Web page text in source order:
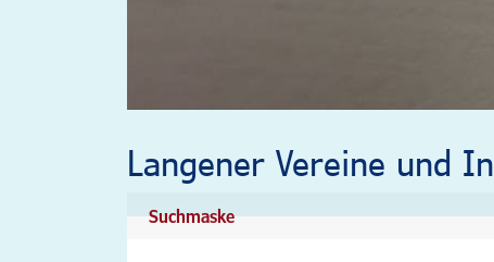
Langener Vereine und
Suchmaske